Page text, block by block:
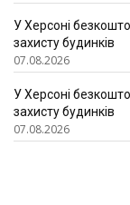
У Херсоні
захисту будинків
07.08.2026
У Херсоні
захисту будинків
07.08.2026